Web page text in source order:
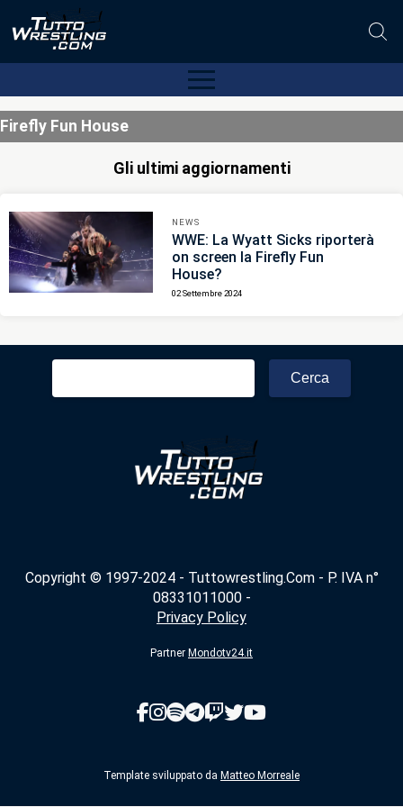
Firefly Fun House
Gli ultimi aggiornamenti
NEWS
WWE: La Wyatt Sicks riporterà
on screen la Firefly Fun
House?
02 Settembre 2024
Ricerca
Copyright © 1997-2024 - Tuttowrestling.Com - P. IVA n°
08331011000 -
Privacy Policy
Partner Mondotv24.it
Template sviluppato da Matteo Morreale